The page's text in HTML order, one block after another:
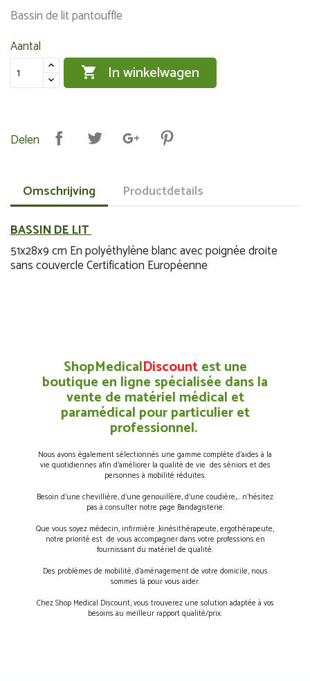
Bassin de lit pantouffle
Aantal
 In winkelwagen
Delen
Omschrijving Productdetails
BASSIN DE LIT
51x28x9 cm En polyéthylène blanc avec poignée droite
sans couvercle Certification Européenne
ShopMedicalDiscountest une
boutique en ligne spécialisée dans la
vente de matériel médical et
paramédical pour particulier et
professionnel.
Nous avons également sélectionnés une gamme complète d’aides à la
vie quotidiennes afin d’améliorer la qualité de vie des séniors et des
personnes à mobilité réduites.
Besoin d’une chevillière, d’une genouillère, d’une coudière,… n’hésitez
pas à consulter notre page Bandagisterie.
Que vous soyez médecin, infirmière ,kinésithérapeute, ergothérapeute,
notre priorité est de vous accompagner dans votre professions en
fournissant du matériel de qualité.
Des problèmes de mobilité, d’aménagement de votre domicile, nous
sommes là pour vous aider.
Chez Shop Medical Discount, vous trouverez une solution adaptée à vos
besoins au meilleur rapport qualité/prix.